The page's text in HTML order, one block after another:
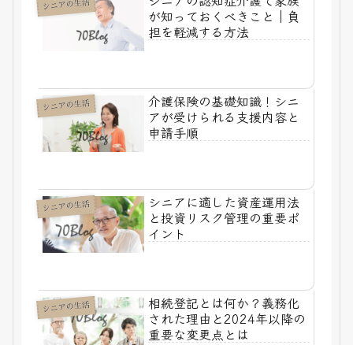
シニアの生活
が知っておくべきこと｜負
担を軽減する方法
シニアの生活
介護保険の基礎知識！シニ
アが受けられる支援内容と
申請手順
シニアの生活
シニアに適した資産運用法
と投資リスク管理の重要ポ
イント
シニアの生活
相続登記とは何か？義務化
された理由と2024年以降の
重要な変更点とは